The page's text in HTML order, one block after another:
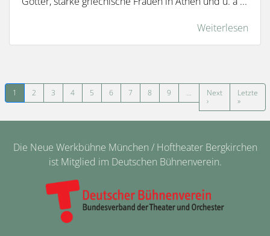
Weiterlesen
Seitennummerierung
1 2 3 4 5 6 7 8 9 …
Next
›Nächste Seite
Letzte
»Letzte
Die Neue Werkbühne München / Hoftheater Bergkirchen
ist Mitglied im Deutschen Bühnenverein.